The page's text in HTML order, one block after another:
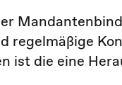
regelmäßige
ist die eine